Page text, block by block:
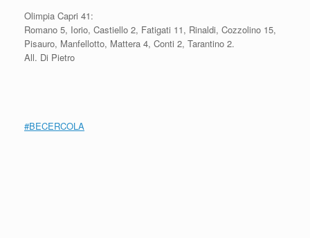
Olimpia Capri 41:
Romano 5, Iorio, Castiello 2, Fatigati 11, Rinaldi, Cozzolino 15,
Pisauro, Manfellotto, Mattera 4, Conti 2, Tarantino 2.
All. Di Pietro
#BECERCOLA